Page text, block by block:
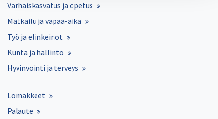
Varhaiskasvatus ja opetus
Matkailu ja vapaa-aika
Työ ja elinkeinot
Kunta ja hallinto
Hyvinvointi ja terveys
Lomakkeet
Palaute